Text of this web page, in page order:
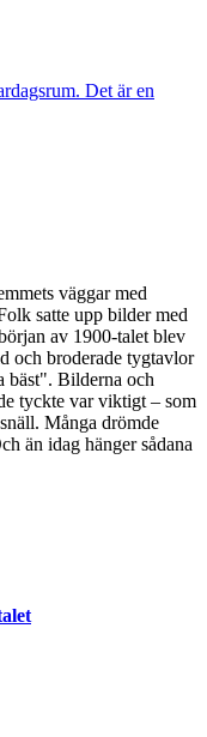
väggar med
satte upp bilder med
av 1900-talet blev
och broderade tygtavlor
bäst". Bilderna och
tyckte var viktigt – som
Många drömde
än idag hänger sådana